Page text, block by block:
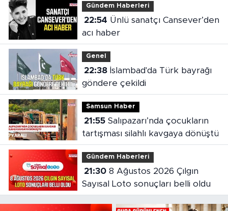
Gündem Haberleri
22:54
acı haber
Genel
22:38İslambad'da Türk bayrağı
göndere çekildi
Samsun Haber
21:55Salıpazarı’nda çocukların
tartışması silahlı kavgaya dönüştü
Gündem Haberleri
21:308 Ağustos 2026 Çılgın
Sayısal Loto sonuçları belli oldu